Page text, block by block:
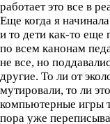
работает это все в
Еще когда я
и то дети как-то
по всем канонам
не все, но
другие. То ли от
мутировали, то ли
компьютерные игры
пора уже